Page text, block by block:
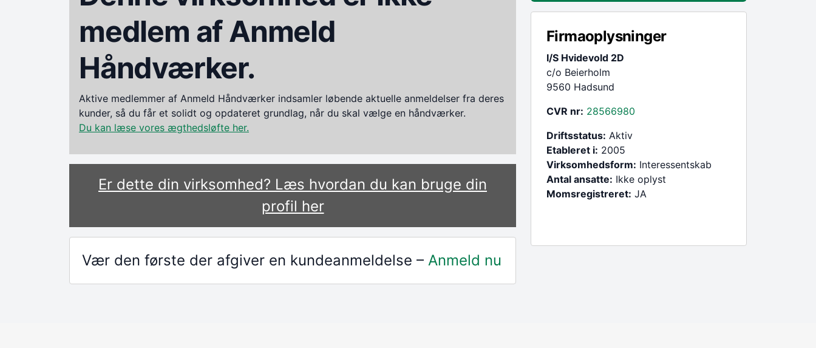
medlem af Anmeld
Håndværker.
Aktive medlemmer af Anmeld Håndværker indsamler løbende aktuelle anmeldelser fra deres
kunder, så du får et solidt og opdateret grundlag, når du skal vælge en håndværker.
Du kan læse vores ægthedsløfte her.
Er dette din virksomhed? Læs hvordan du kan bruge din
profil her
Vær den første der afgiver en kundeanmeldelse – Anmeld nu
Firmaoplysninger
I/S Hvidevold 2D
c/o Beierholm
9560 Hadsund
CVR nr: 28566980
Driftsstatus: Aktiv
Etableret i: 2005
Virksomhedsform: Interessentskab
Antal ansatte: Ikke oplyst
Momsregistreret: JA